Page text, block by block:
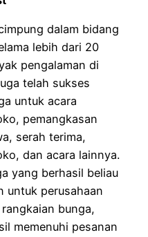
dalam bidang
lebih dari 20
pengalaman di
telah sukses
untuk acara
pemangkasan
serah terima,
dan acara lainnya.
yang berhasil beliau
untuk perusahaan
bunga,
memenuhi pesanan